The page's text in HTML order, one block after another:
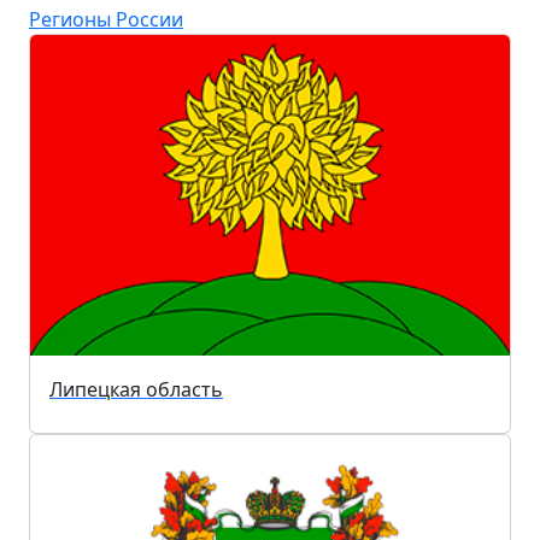
Регионы России
Липецкая область